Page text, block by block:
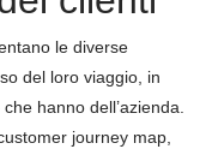
le diverse
del loro viaggio, in
hanno dell’azienda.
journey map,